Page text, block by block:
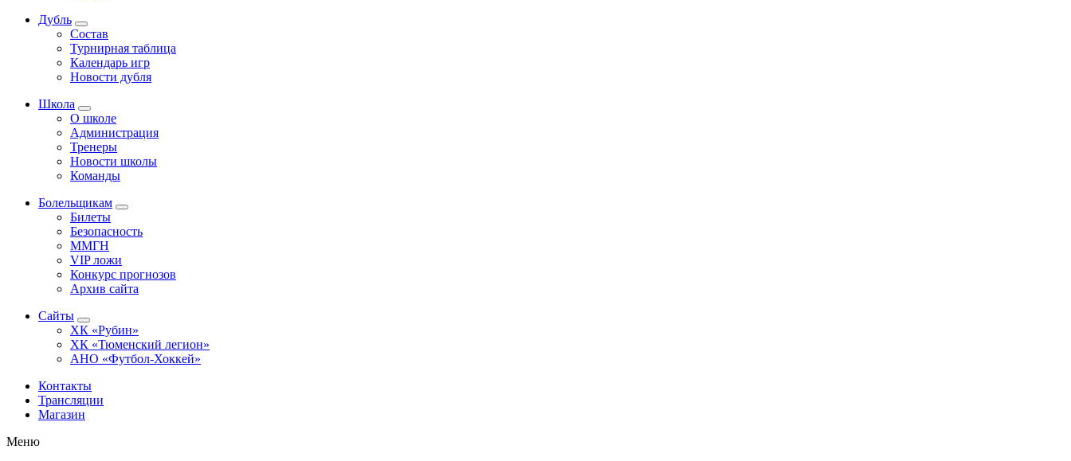
Дубль
Состав
Турнирная таблица
Календарь игр
Новости дубля
Школа
О школе
Администрация
Тренеры
Новости школы
Команды
Болельщикам
Билеты
Безопасность
ММГН
VIP ложи
Конкурс прогнозов
Архив сайта
Сайты
ХК «Рубин»
ХК «Тюменский легион»
АНО «Футбол-Хоккей»
Контакты
Трансляции
Магазин
Меню